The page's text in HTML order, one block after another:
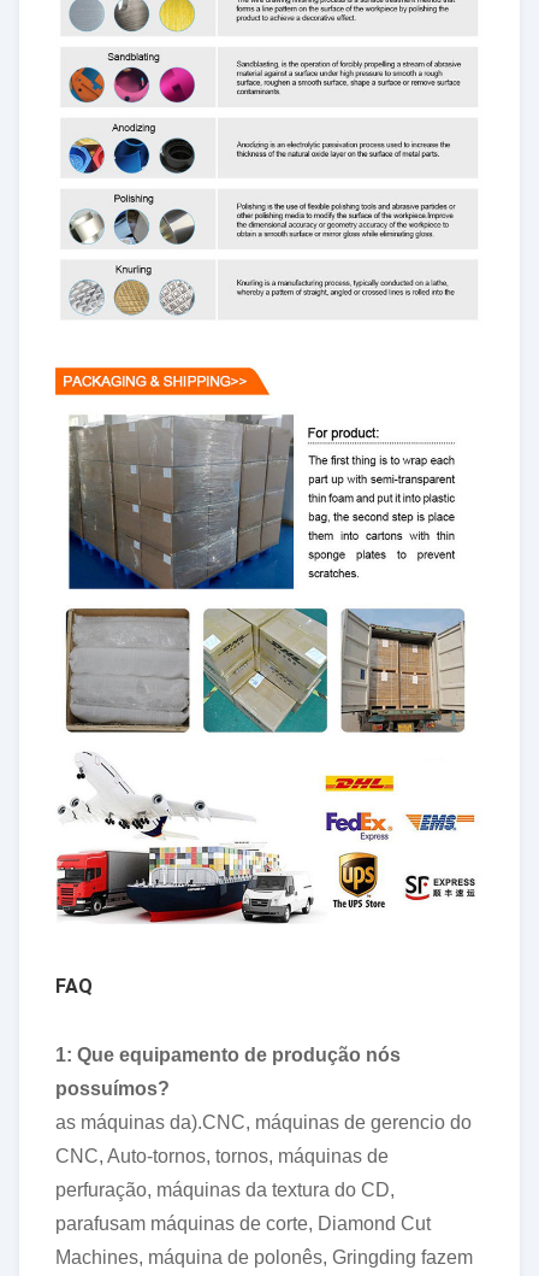
FAQ
1: Que equipamento de produção nós
possuímos?
as máquinas da).CNC, máquinas de gerencio do
CNC, Auto-tornos, tornos, máquinas de
perfuração, máquinas da textura do CD,
parafusam máquinas de corte, Diamond Cut
Machines, máquina de polonês, Gringding fazem